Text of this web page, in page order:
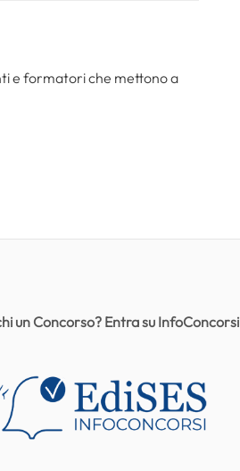
e formatori che mettono a
un Concorso? Entra su InfoConcorsi